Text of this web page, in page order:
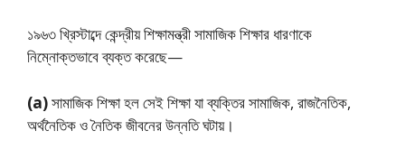
১৯৬৩ খ্রিস্টাব্দে কেন্দ্রীয় শিক্ষামন্ত্রী সামাজিক শিক্ষার ধারণাকে
নিম্নোক্তভাবে ব্যক্ত করেছে—
(a)সামাজিক শিক্ষা হল সেই শিক্ষা যা ব্যক্তির সামাজিক, রাজনৈতিক,
অর্থনৈতিক ও নৈতিক জীবনের উন্নতি ঘটায়।